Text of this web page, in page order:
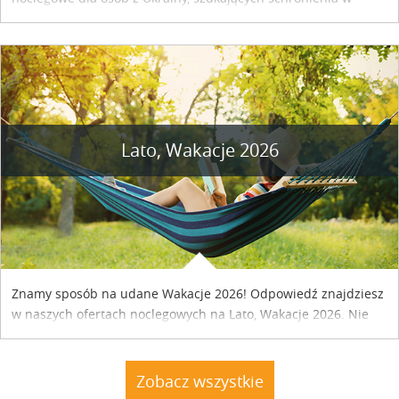
Lato, Wakacje 2026
Znamy sposób na udane Wakacje 2026! Odpowiedź znajdziesz
w naszych ofertach noclegowych na Lato, Wakacje 2026. Nie
zwlekaj atrakcyjne noclegi czekają...
Zobacz wszystkie